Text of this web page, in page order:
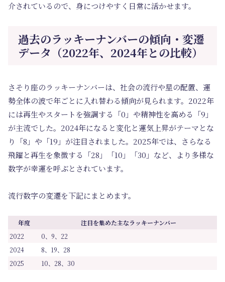
介されているので、身につけやすく日常に活かせます。
過去のラッキーナンバーの傾向・変遷
データ（2022年、2024年との比較）
さそり座のラッキーナンバーは、社会の流行や星の配置、運
勢全体の波で年ごとに入れ替わる傾向が見られます。2022年
には再生やスタートを強調する「0」や精神性を高める「9」
が主流でした。2024年になると変化と運気上昇がテーマとな
り「8」や「19」が注目されました。2025年では、さらなる
飛躍と再生を象徴する「28」「10」「30」など、より多様な
数字が幸運を呼ぶとされています。
流行数字の変遷を下記にまとめます。
年度
注目を集めた主なラッキーナンバー
2022
0、9、22
2024
8、19、28
2025
10、28、30